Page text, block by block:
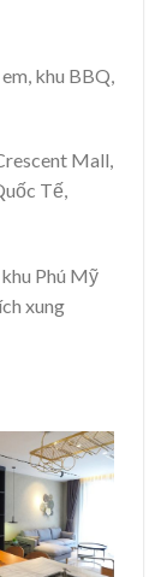
khu BBQ,
Mall,
Tế,
Phú Mỹ
xung